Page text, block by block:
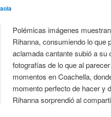
Polémicas imágenes
Rihanna, consumiendo lo que
aclamada cantante subió a su
fotografías de lo que al
momentos en Coachella,
momento perfecto de hacer y
Rihanna sorprendió al